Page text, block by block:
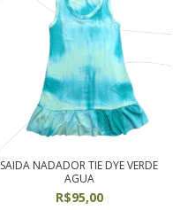
SAIDA NADADOR TIE DYE VERDE
AGUA
R$95,00